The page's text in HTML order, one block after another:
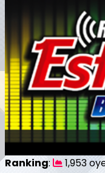
Ranking:
1,953